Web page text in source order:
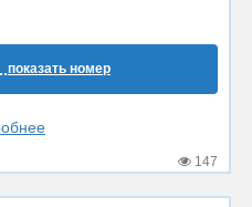
показать номер
147